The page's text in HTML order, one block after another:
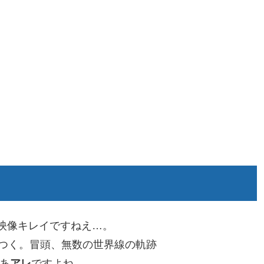
像キレイですねえ…。
く。冒頭、無数の世界線の軌跡